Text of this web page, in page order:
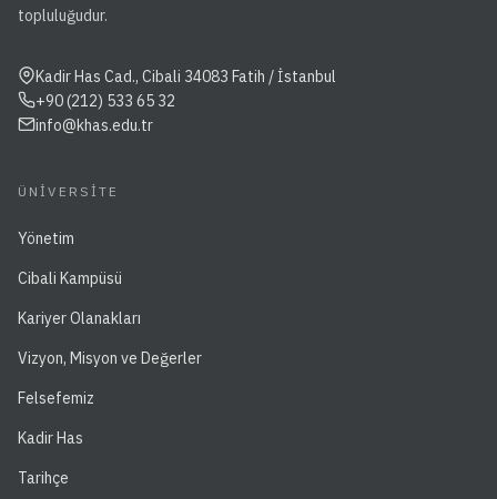
topluluğudur.
Kadir Has Cad., Cibali 34083 Fatih / İstanbul
+90 (212) 533 65 32
info@khas.edu.tr
ÜNIVERSITE
Yönetim
Cibali Kampüsü
Kariyer Olanakları
Vizyon, Misyon ve Değerler
Felsefemiz
Kadir Has
Tarihçe